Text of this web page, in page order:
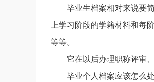
毕业生档案相对来说要
上学习阶段的学籍材料和每
等等。
它在以后办理职称评审
毕业个人档案应该怎么